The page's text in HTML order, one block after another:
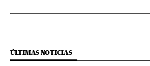
ÚLTIMAS NOTICIAS